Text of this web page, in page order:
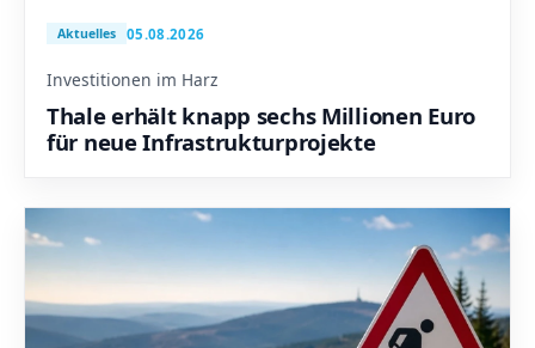
Aktuelles 05.08.2026
Investitionen im Harz
Thale erhält knapp sechs Millionen Euro
für neue Infrastrukturprojekte